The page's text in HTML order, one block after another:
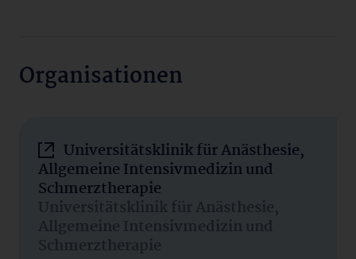
Organisationen
Universitätsklinik für Anästhesie,
Allgemeine Intensivmedizin und
Schmerztherapie
Universitätsklinik für Anästhesie,
Allgemeine Intensivmedizin und
Schmerztherapie